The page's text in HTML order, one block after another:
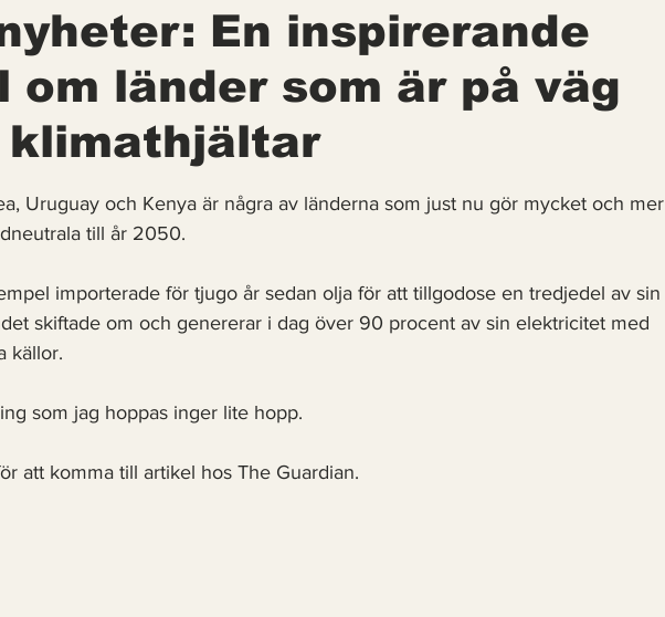
värld Kände du till.... Erbjudanden Videoklipp Framsteg
Endast för Prenumeranter
En inspirerande
om länder som är på väg
av 5 stjärnor.
Uruguay och Kenya är några av länderna som just nu gör mycket och mer
till år 2050.
importerade för tjugo år sedan olja för att tillgodose en tredjedel av sin
skiftade om och genererar i dag över 90 procent av sin elektricitet med
källor.
som jag hoppas inger lite hopp.
att komma till artikel hos The Guardian.